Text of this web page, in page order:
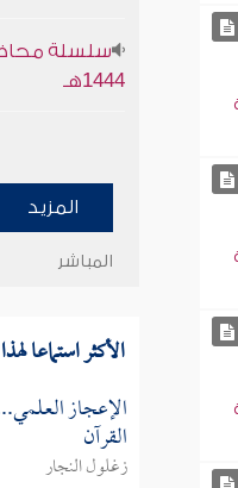
سلسلة
1444هـ
المزيد
المباشر
الأكثر استماعا
الإعجاز
القرآن
زغلول النجار